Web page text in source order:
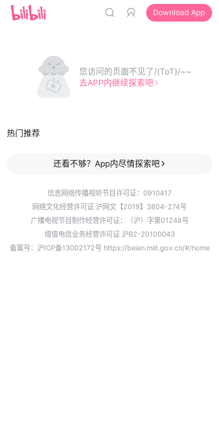
Download App
您访问的页面不见了/(ToT)/~~
去APP内继续探索吧
热门推荐
还看不够？App内尽情探索吧
信息网络传播视听节目许可证：0910417
网络文化经营许可证 沪网文【2019】3804-274号
广播电视节目制作经营许可证：（沪）字第01248号
增值电信业务经营许可证 沪B2-20100043
备案号：沪ICP备13002172号 https://beian.miit.gov.cn/#/home